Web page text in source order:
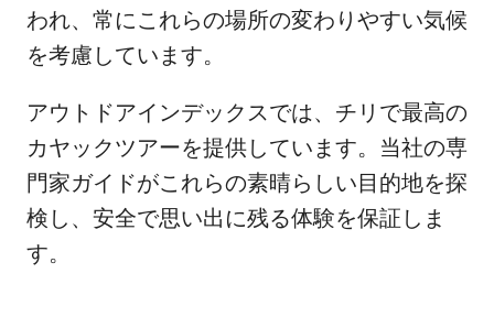
われ、常にこれらの場所の変わりやすい気候
を考慮しています。
アウトドアインデックスでは、チリで最高の
カヤックツアーを提供しています。当社の専
門家ガイドがこれらの素晴らしい目的地を探
検し、安全で思い出に残る体験を保証しま
す。